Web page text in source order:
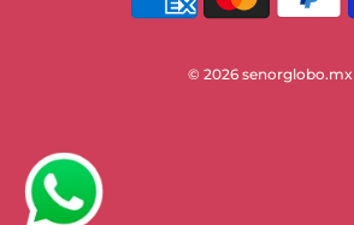
© 2026 senorglobo.mx